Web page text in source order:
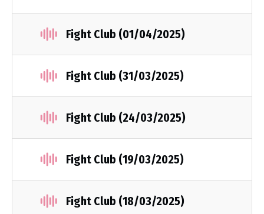
Fight Club (01/04/2025)
Fight Club (31/03/2025)
Fight Club (24/03/2025)
Fight Club (19/03/2025)
Fight Club (18/03/2025)